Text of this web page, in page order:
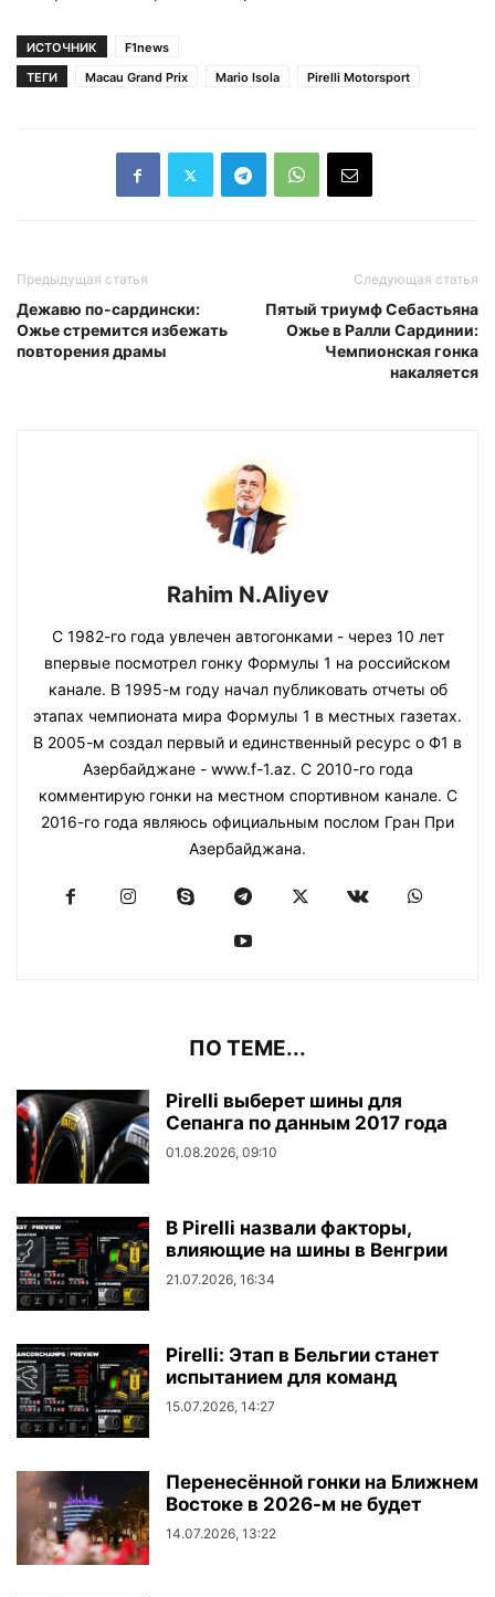
ИСТОЧНИК
F1news
ТЕГИ
Macau Grand Prix Mario Isola Pirelli Motorsport
Предыдущая статья
Дежавю по-сардински:
Ожье стремится избежать
повторения драмы
Следующая статья
Пятый триумф Себастьяна
Ожье в Ралли Сардинии:
Чемпионская гонка
накаляется
Rahim N.Aliyev
С 1982-го года увлечен автогонками - через 10 лет
впервые посмотрел гонку Формулы 1 на российском
канале. В 1995-м году начал публиковать отчеты об
этапах чемпионата мира Формулы 1 в местных газетах.
В 2005-м создал первый и единственный ресурс о Ф1 в
Азербайджане - www.f-1.az. С 2010-го года
комментирую гонки на местном спортивном канале. С
2016-го года являюсь официальным послом Гран При
Азербайджана.
ПО ТЕМЕ...
Pirelli выберет шины для
Сепанга по данным 2017 года
01.08.2026, 09:10
В Pirelli назвали факторы,
влияющие на шины в Венгрии
21.07.2026, 16:34
Pirelli: Этап в Бельгии станет
испытанием для команд
15.07.2026, 14:27
Перенесённой гонки на Ближнем
Востоке в 2026-м не будет
14.07.2026, 13:22